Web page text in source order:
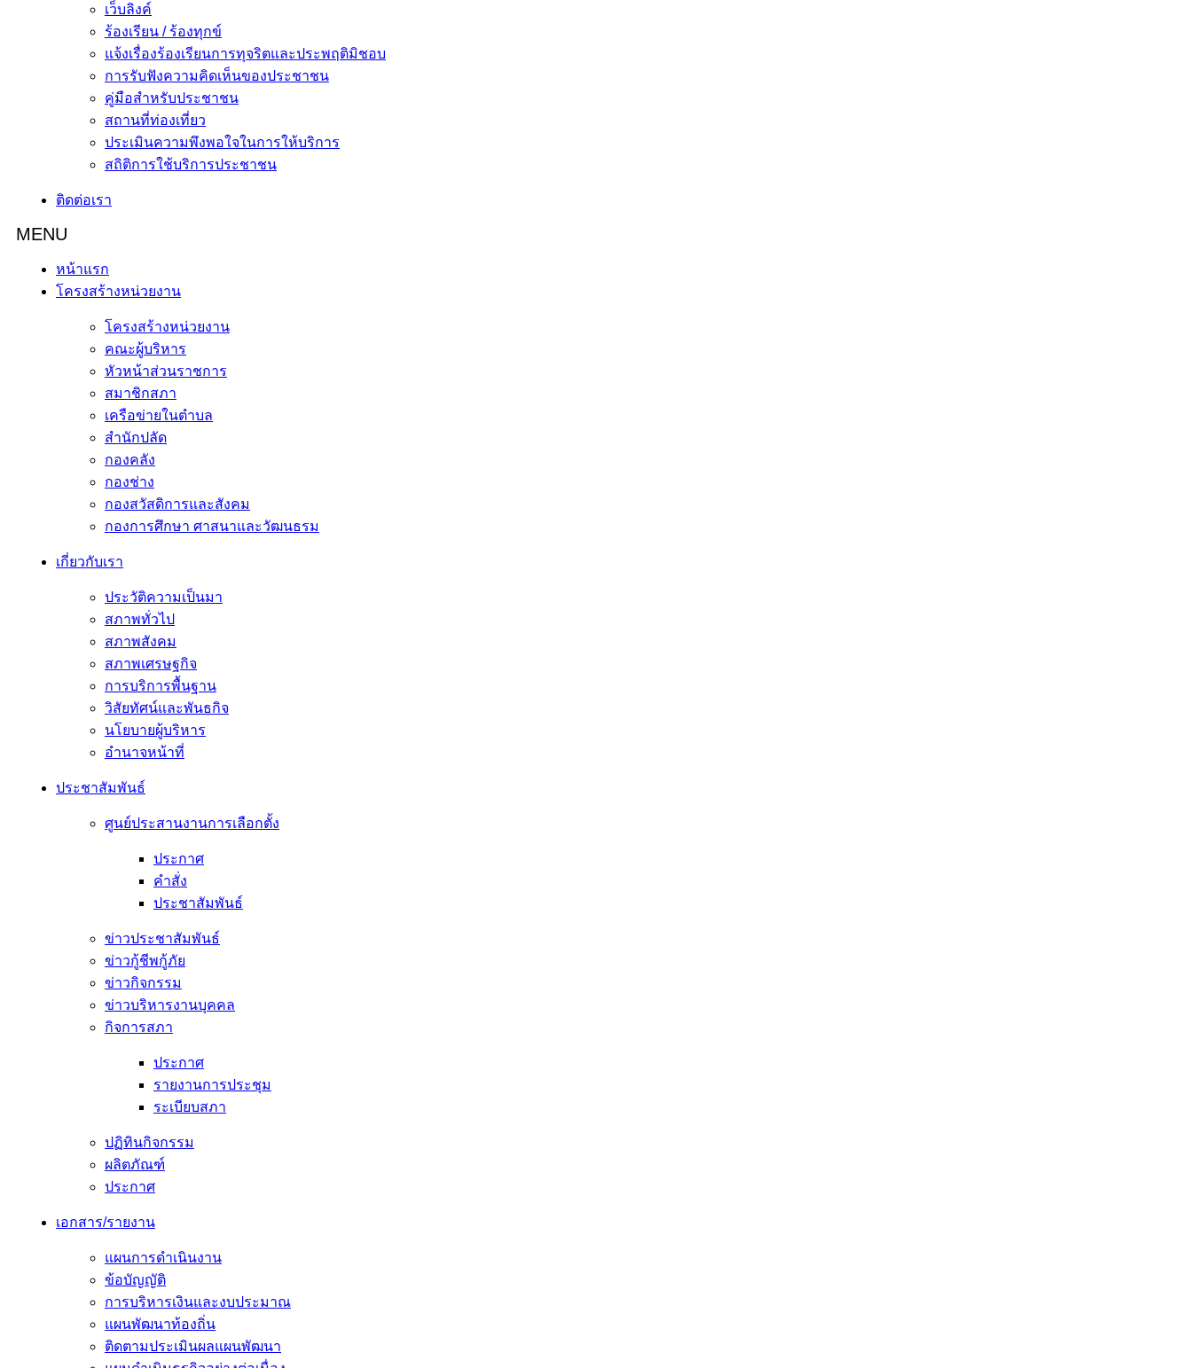
เว็บลิงค์
ร้องเรียน / ร้องทุกข์
แจ้งเรื่องร้องเรียนการทุจริตและประพฤติมิชอบ
การรับฟังความคิดเห็นของประชาชน
คู่มือสำหรับประชาชน
สถานที่ท่องเที่ยว
ประเมินความพึงพอใจในการให้บริการ
สถิติการใช้บริการประชาชน
ติดต่อเรา
หน้าแรก
โครงสร้างหน่วยงาน
โครงสร้างหน่วยงาน
คณะผู้บริหาร
หัวหน้าส่วนราชการ
สมาชิกสภา
เครือข่ายในตำบล
สำนักปลัด
กองคลัง
กองช่าง
กองสวัสดิการและสังคม
กองการศึกษา ศาสนาและวัฒนธรม
เกี่ยวกับเรา
ประวัติความเป็นมา
สภาพทั่วไป
สภาพสังคม
สภาพเศรษฐกิจ
การบริการพื้นฐาน
วิสัยทัศน์และพันธกิจ
นโยบายผู้บริหาร
อํานาจหน้าที่
ประชาสัมพันธ์
ศูนย์ประสานงานการเลือกตั้ง
ประกาศ
คำสั่ง
ประชาสัมพันธ์
ข่าวประชาสัมพันธ์
ข่าวกู้ชีพกู้ภัย
ข่าวกิจกรรม
ข่าวบริหารงานบุคคล
กิจการสภา
ประกาศ
รายงานการประชุม
ระเบียบสภา
ปฏิทินกิจกรรม
ผลิตภัณฑ์
ประกาศ
เอกสาร/รายงาน
แผนการดำเนินงาน
ข้อบัญญัติ
การบริหารเงินและงบประมาณ
แผนพัฒนาท้องถิ่น
ติดตามประเมินผลแผนพัฒนา